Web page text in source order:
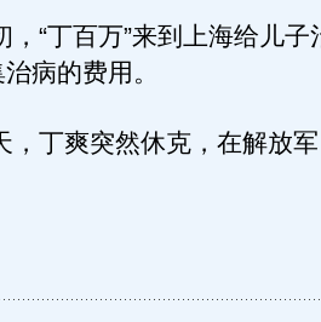
丁百万”来到上海给儿子
病的费用。
丁爽突然休克，在解放军